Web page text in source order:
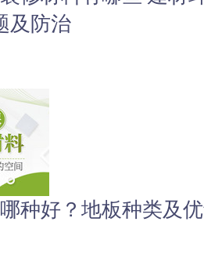
及防治
种好？地板种类及